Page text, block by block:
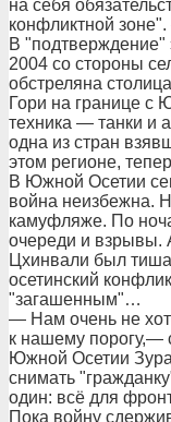
на себя
конфликтной
В "подтверждение"
2004 со стороны
обстреляна
Гори на границе с
техника — танки и
одна из стран
этом регионе,
В Южной Осетии
война неизбежна.
камуфляже. По
очереди и взрывы.
Цхинвали был
осетинский
"загашенным"…
— Нам очень не
к нашему порогу,—
Южной Осетии
снимать
один: всё для
Пока войну